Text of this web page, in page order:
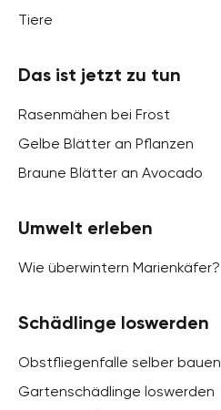
Tiere
Das ist jetzt zu tun
Rasenmähen bei Frost
Gelbe Blätter an Pflanzen
Braune Blätter an Avocado
Umwelt erleben
Wie überwintern Marienkäfer?
Schädlinge loswerden
Obstfliegenfalle selber bauen
Gartenschädlinge loswerden